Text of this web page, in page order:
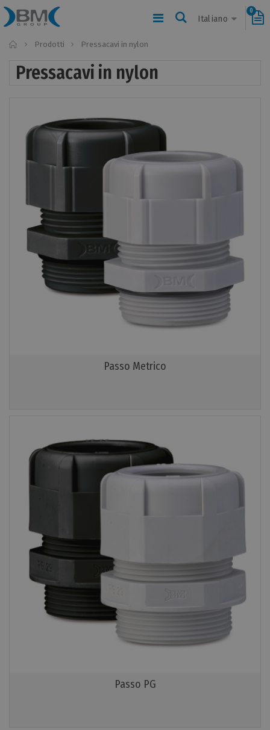
Italiano
0
Home
Prodotti Pressacavi in nylon
Pressacavi in nylon
Passo Metrico
Passo PG